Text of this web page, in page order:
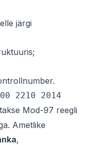
järgi
2210 2014
Mod-97 reegli
Ametlike
,